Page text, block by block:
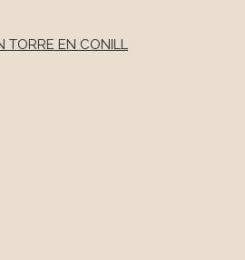
TORRE EN CONILL